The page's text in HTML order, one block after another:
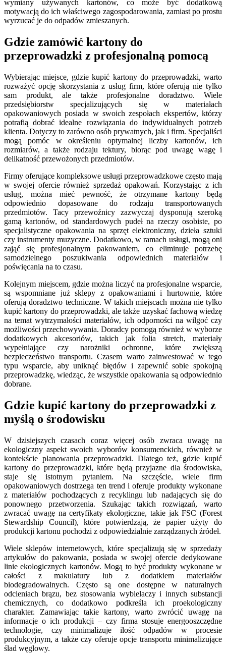
wymiany używanych kartonów, co może być dodatkową
motywacją do ich właściwego zagospodarowania, zamiast po prostu
wyrzucać je do odpadów zmieszanych.
Gdzie zamówić kartony do
przeprowadzki z profesjonalną pomocą
Wybierając miejsce, gdzie kupić kartony do przeprowadzki, warto
rozważyć opcję skorzystania z usług firm, które oferują nie tylko
sam produkt, ale także profesjonalne doradztwo. Wiele
przedsiębiorstw specjalizujących się w materiałach
opakowaniowych posiada w swoich zespołach ekspertów, którzy
potrafią dobrać idealne rozwiązania do indywidualnych potrzeb
klienta. Dotyczy to zarówno osób prywatnych, jak i firm. Specjaliści
mogą pomóc w określeniu optymalnej liczby kartonów, ich
rozmiarów, a także rodzaju tektury, biorąc pod uwagę wagę i
delikatność przewożonych przedmiotów.
Firmy oferujące kompleksowe usługi przeprowadzkowe często mają
w swojej ofercie również sprzedaż opakowań. Korzystając z ich
usług, można mieć pewność, że otrzymane kartony będą
odpowiednio dopasowane do rodzaju transportowanych
przedmiotów. Tacy przewoźnicy zazwyczaj dysponują szeroką
gamą kartonów, od standardowych pudeł na rzeczy osobiste, po
specjalistyczne opakowania na sprzęt elektroniczny, dzieła sztuki
czy instrumenty muzyczne. Dodatkowo, w ramach usługi, mogą oni
zająć się profesjonalnym pakowaniem, co eliminuje potrzebę
samodzielnego poszukiwania odpowiednich materiałów i
poświęcania na to czasu.
Kolejnym miejscem, gdzie można liczyć na profesjonalne wsparcie,
są wspomniane już sklepy z opakowaniami i hurtownie, które
oferują doradztwo techniczne. W takich miejscach można nie tylko
kupić kartony do przeprowadzki, ale także uzyskać fachową wiedzę
na temat wytrzymałości materiałów, ich odporności na wilgoć czy
możliwości przechowywania. Doradcy pomogą również w wyborze
dodatkowych akcesoriów, takich jak folia stretch, materiały
wypełniające czy narożniki ochronne, które zwiększą
bezpieczeństwo transportu. Czasem warto zainwestować w tego
typu wsparcie, aby uniknąć błędów i zapewnić sobie spokojną
przeprowadzkę, wiedząc, że wszystkie opakowania są odpowiednio
dobrane.
Gdzie kupić kartony do przeprowadzki z
myślą o środowisku
W dzisiejszych czasach coraz więcej osób zwraca uwagę na
ekologiczny aspekt swoich wyborów konsumenckich, również w
kontekście planowania przeprowadzki. Dlatego też, gdzie kupić
kartony do przeprowadzki, które będą przyjazne dla środowiska,
staje się istotnym pytaniem. Na szczęście, wiele firm
opakowaniowych dostrzega ten trend i oferuje produkty wykonane
z materiałów pochodzących z recyklingu lub nadających się do
ponownego przetworzenia. Szukając takich rozwiązań, warto
zwracać uwagę na certyfikaty ekologiczne, takie jak FSC (Forest
Stewardship Council), które potwierdzają, że papier użyty do
produkcji kartonu pochodzi z odpowiedzialnie zarządzanych źródeł.
Wiele sklepów internetowych, które specjalizują się w sprzedaży
artykułów do pakowania, posiada w swojej ofercie dedykowane
linie ekologicznych kartonów. Mogą to być produkty wykonane w
całości z makulatury lub z dodatkiem materiałów
biodegradowalnych. Często są one dostępne w naturalnych
odcieniach brązu, bez stosowania wybielaczy i innych substancji
chemicznych, co dodatkowo podkreśla ich proekologiczny
charakter. Zamawiając takie kartony, warto zwrócić uwagę na
informacje o ich produkcji – czy firma stosuje energooszczędne
technologie, czy minimalizuje ilość odpadów w procesie
produkcyjnym, a także czy oferuje opcje transportu minimalizujące
ślad węglowy.